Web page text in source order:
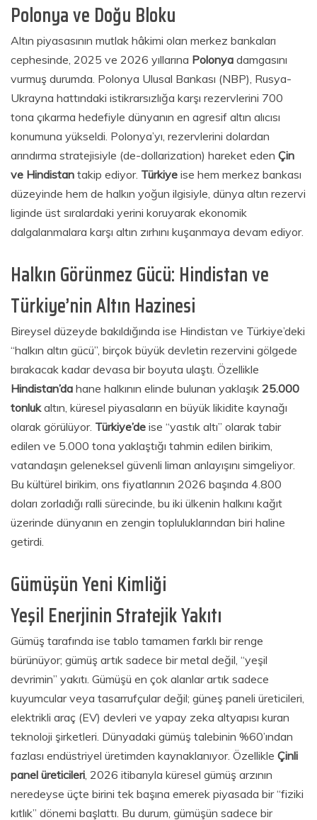
Polonya ve Doğu Bloku
Altın piyasasının mutlak hâkimi olan merkez bankaları
cephesinde, 2025 ve 2026 yıllarına Polonya damgasını
vurmuş durumda. Polonya Ulusal Bankası (NBP), Rusya-
Ukrayna hattındaki istikrarsızlığa karşı rezervlerini 700
tona çıkarma hedefiyle dünyanın en agresif altın alıcısı
konumuna yükseldi. Polonya’yı, rezervlerini dolardan
arındırma stratejisiyle (de-dollarization) hareket eden Çin
ve Hindistan takip ediyor. Türkiye ise hem merkez bankası
düzeyinde hem de halkın yoğun ilgisiyle, dünya altın rezervi
liginde üst sıralardaki yerini koruyarak ekonomik
dalgalanmalara karşı altın zırhını kuşanmaya devam ediyor.
Halkın Görünmez Gücü: Hindistan ve
Türkiye’nin Altın Hazinesi
Bireysel düzeyde bakıldığında ise Hindistan ve Türkiye’deki
“halkın altın gücü”, birçok büyük devletin rezervini gölgede
bırakacak kadar devasa bir boyuta ulaştı. Özellikle
Hindistan’da hane halkının elinde bulunan yaklaşık 25.000
tonlukaltın, küresel piyasaların en büyük likidite kaynağı
olarak görülüyor. Türkiye’de ise “yastık altı” olarak tabir
edilen ve 5.000 tona yaklaştığı tahmin edilen birikim,
vatandaşın geleneksel güvenli liman anlayışını simgeliyor.
Bu kültürel birikim, ons fiyatlarının 2026 başında 4.800
doları zorladığı ralli sürecinde, bu iki ülkenin halkını kağıt
üzerinde dünyanın en zengin topluluklarından biri haline
getirdi.
Gümüşün Yeni Kimliği
Yeşil Enerjinin Stratejik Yakıtı
Gümüş tarafında ise tablo tamamen farklı bir renge
bürünüyor; gümüş artık sadece bir metal değil, “yeşil
devrimin” yakıtı. Gümüşü en çok alanlar artık sadece
kuyumcular veya tasarrufçular değil; güneş paneli üreticileri,
elektrikli araç (EV) devleri ve yapay zeka altyapısı kuran
teknoloji şirketleri. Dünyadaki gümüş talebinin %60’ından
fazlası endüstriyel üretimden kaynaklanıyor. Özellikle Çinli
panel üreticileri, 2026 itibarıyla küresel gümüş arzının
neredeyse üçte birini tek başına emerek piyasada bir “fiziki
kıtlık” dönemi başlattı. Bu durum, gümüşün sadece bir